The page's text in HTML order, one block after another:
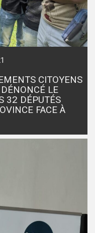
CITOYENS
LE
32 DÉPUTÉS
FACE À